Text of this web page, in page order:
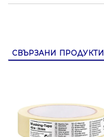
СВЪРЗАНИ ПРОДУКТИ